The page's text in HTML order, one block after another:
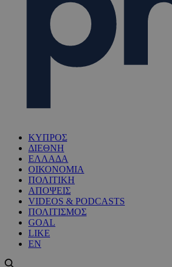
ΚΥΠΡΟΣ
ΔΙΕΘΝΗ
ΕΛΛΑΔΑ
ΟΙΚΟΝΟΜΙΑ
ΠΟΛΙΤΙΚΗ
ΑΠΟΨΕΙΣ
VIDEOS & PODCASTS
ΠΟΛΙΤΙΣΜΟΣ
GOAL
LIKE
EN